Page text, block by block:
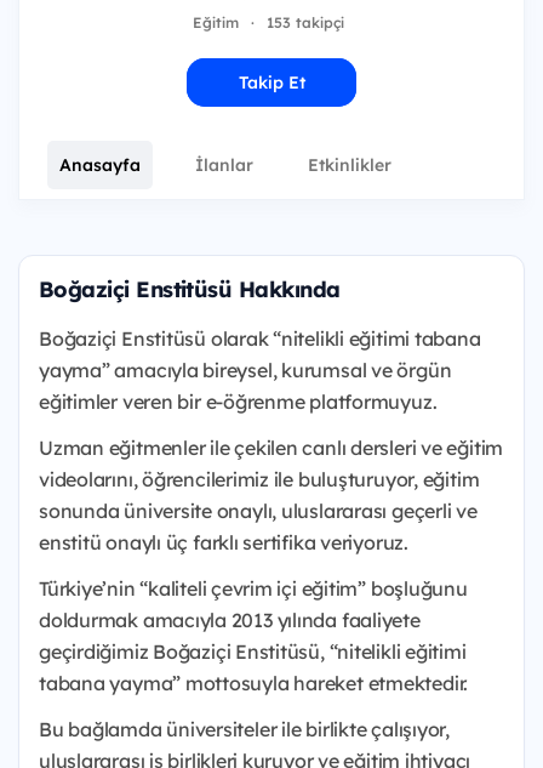
Eğitim · 153 takipçi
Takip Et
Anasayfa İlanlar Etkinlikler
Boğaziçi Enstitüsü Hakkında
Boğaziçi Enstitüsü olarak “nitelikli eğitimi tabana
yayma” amacıyla bireysel, kurumsal ve örgün
eğitimler veren bir e-öğrenme platformuyuz.
Uzman eğitmenler ile çekilen canlı dersleri ve eğitim
videolarını, öğrencilerimiz ile buluşturuyor, eğitim
sonunda üniversite onaylı, uluslararası geçerli ve
enstitü onaylı üç farklı sertifika veriyoruz.
Türkiye’nin “kaliteli çevrim içi eğitim” boşluğunu
doldurmak amacıyla 2013 yılında faaliyete
geçirdiğimiz Boğaziçi Enstitüsü, “nitelikli eğitimi
tabana yayma” mottosuyla hareket etmektedir.
Bu bağlamda üniversiteler ile birlikte çalışıyor,
uluslararası iş birlikleri kuruyor ve eğitim ihtiyacı